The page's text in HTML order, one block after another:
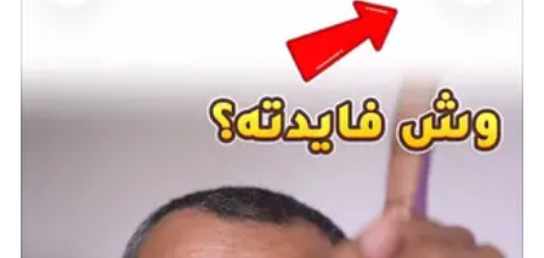
https://youtube.com/watch?
v=ORNt0DOcabQ&feature=oembed
نبذة عن اللعبة: